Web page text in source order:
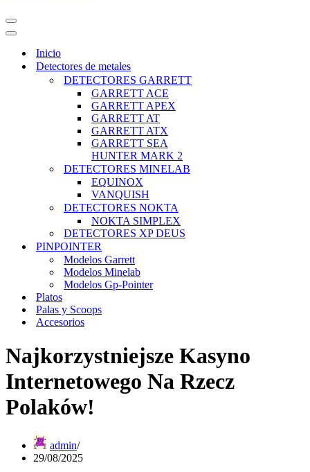
MENÚ
DE
NAVEGACIÓN
MENÚ
DE
NAVEGACIÓN
Inicio
Detectores de metales
DETECTORES GARRETT
GARRETT ACE
GARRETT APEX
GARRETT AT
GARRETT ATX
GARRETT SEA
HUNTER MARK 2
DETECTORES MINELAB
EQUINOX
VANQUISH
DETECTORES NOKTA
NOKTA SIMPLEX
DETECTORES XP DEUS
PINPOINTER
Modelos Garrett
Modelos Minelab
Modelos Gp-Pointer
Platos
Palas y Scoops
Accesorios
Najkorzystniejsze Kasyno
Internetowego Na Rzecz
Polaków!
admin
29/08/2025